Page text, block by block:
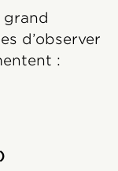
grand
d’observer
: